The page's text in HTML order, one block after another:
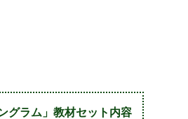
グラム」教材セット内容